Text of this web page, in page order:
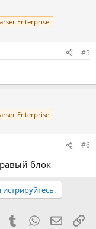
Enterprise
#5
Enterprise
#6
блок
PinterestTumblr WhatsApp